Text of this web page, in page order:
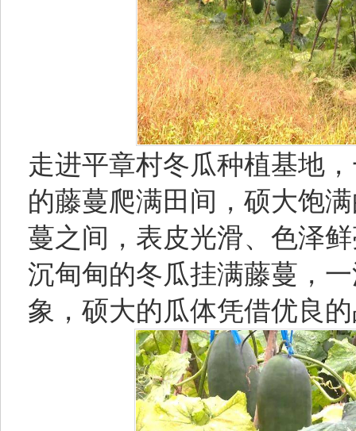
走进平章村冬瓜种植基地
的藤蔓爬满田间，硕大饱
蔓之间，表皮光滑、色泽
沉甸甸的冬瓜挂满藤蔓，
象，硕大的瓜体凭借优良